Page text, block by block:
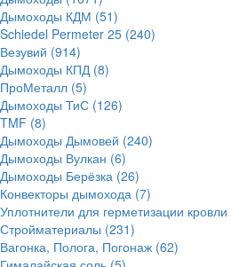
Дымоходы КДМ (51)
Schiedel Permeter 25 (240)
Везувий (914)
Дымоходы КПД (8)
ПроМеталл (5)
Дымоходы ТиС (126)
TMF (8)
Дымоходы Дымовей (240)
Дымоходы Вулкан (6)
Дымоходы Берёзка (26)
Конвекторы дымохода (7)
Уплотнители для герметизации кровли
Стройматериалы (231)
Вагонка, Полога, Погонаж (62)